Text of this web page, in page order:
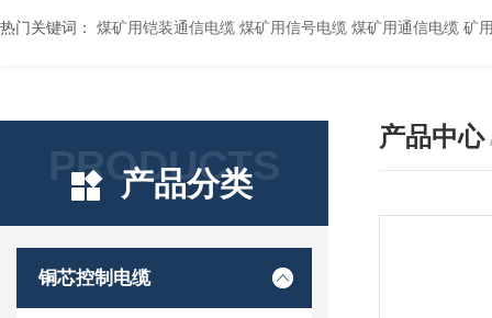
热门关键词： 煤矿用铠装通信电缆 煤矿用信号电缆 煤矿用通信电缆 矿用阻燃通信电缆 矿用监控电缆 矿用通信电缆 橡套软电缆YZ-3*1.5+1 YCW橡胶电缆3*10+1*6 船用橡套软电缆CEFR-3*2.5 煤矿用移动橡套软电缆MY3*4+1*4
PRODUCTS
产品分类
铜芯控制电缆
产品中心